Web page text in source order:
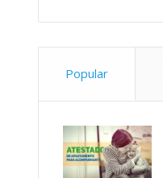
Popular